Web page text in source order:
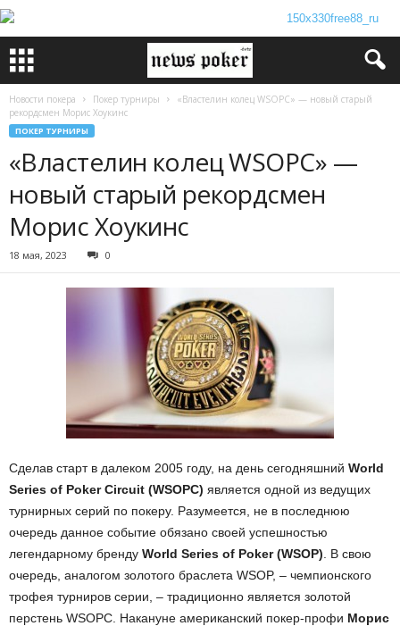
Новости покера Покер турниры
«Властелин колец WSOPC» — новый старый
рекордсмен Морис Хоукинс
ПОКЕР ТУРНИРЫ
«Властелин колец WSOPC» —
новый старый рекордсмен
Морис Хоукинс
18 мая, 2023 0
Сделав старт в далеком 2005 году, на день сегодняшний World
Series of Poker Circuit (WSOPC) является одной из ведущих
турнирных серий по покеру. Разумеется, не в последнюю
очередь данное событие обязано своей успешностью
легендарному бренду World Series of Poker (WSOP) . В свою
очередь, аналогом золотого браслета WSOP, – чемпионского
трофея турниров серии, – традиционно является золотой
перстень WSOPC. Накануне американский покер-профи Морис